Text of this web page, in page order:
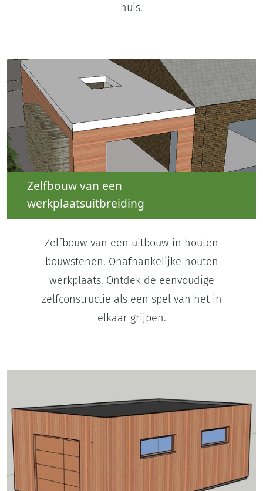
huis.
Zelfbouw van een
werkplaatsuitbreiding
Zelfbouw van een uitbouw in houten
bouwstenen. Onafhankelijke houten
werkplaats. Ontdek de eenvoudige
zelfconstructie als een spel van het in
elkaar grijpen.